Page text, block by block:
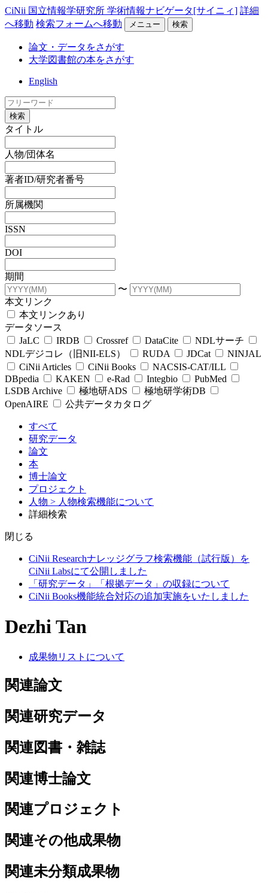
CiNii 国立情報学研究所 学術情報ナビゲータ[サイニィ] 詳細
へ移動 検索フォームへ移動 メニュー 検索
論文・データをさがす
大学図書館の本をさがす
English
検索
タイトル
人物/団体名
著者ID/研究者番号
所属機関
ISSN
DOI
期間
〜
本文リンク
本文リンクあり
データソース
JaLC
IRDB Crossref DataCite
NDLサーチ
NDLデジコレ（旧NII-ELS）
RUDA JDCat
NINJAL
CiNii Articles
CiNii Books
NACSIS-CAT/ILL
DBpedia
KAKEN e-Rad Integbio
PubMed
LSDB Archive
極地研ADS
極地研学術DB
OpenAIRE
公共データカタログ
すべて
研究データ
論文
本
博士論文
プロジェクト
人物 > 人物検索機能について
詳細検索
閉じる
CiNii Researchナレッジグラフ検索機能（試行版）を
CiNii Labsにて公開しました
「研究データ」「根拠データ」の収録について
CiNii Books機能統合対応の追加実施をいたしました
Dezhi Tan
成果物リストについて
関連論文
関連研究データ
関連図書・雑誌
関連博士論文
関連プロジェクト
関連その他成果物
関連未分類成果物